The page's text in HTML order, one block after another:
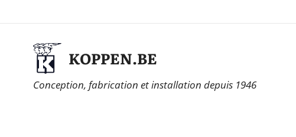
KOPPEN.BE
Conception, fabrication et installation depuis 1946